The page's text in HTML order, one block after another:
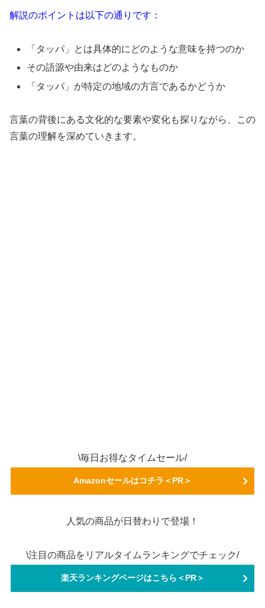
解説のポイントは以下の通りです：
「タッパ」とは具体的にどのような意味を持つのか
その語源や由来はどのようなものか
「タッパ」が特定の地域の方言であるかどうか
言葉の背後にある文化的な要素や変化も探りながら、この
言葉の理解を深めていきます。
\毎日お得なタイムセール/
Amazonセールはコチラ＜PR＞
人気の商品が日替わりで登場！
\注目の商品をリアルタイムランキングでチェック/
楽天ランキングページはこちら＜PR＞